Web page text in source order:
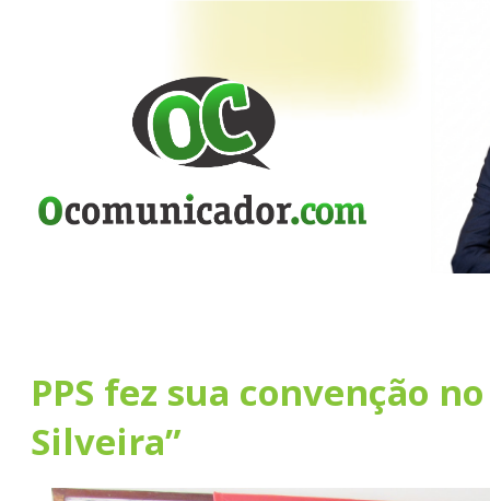
PPS fez sua convenção
Silveira”